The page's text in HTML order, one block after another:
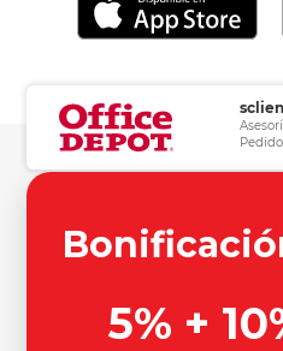
Herramientas de
5% +